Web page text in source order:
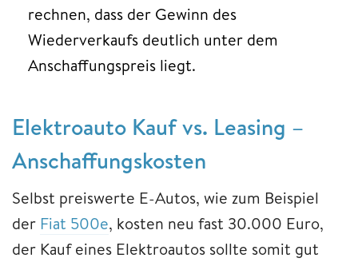
rechnen, dass der Gewinn des
Wiederverkaufs deutlich unter dem
Anschaffungspreis liegt.
Elektroauto Kauf vs. Leasing –
Anschaffungskosten
Selbst preiswerte E-Autos, wie zum Beispiel
der Fiat 500e, kosten neu fast 30.000 Euro,
der Kauf eines Elektroautos sollte somit gut